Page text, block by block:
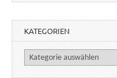
KATEGORIEN
Kategorien